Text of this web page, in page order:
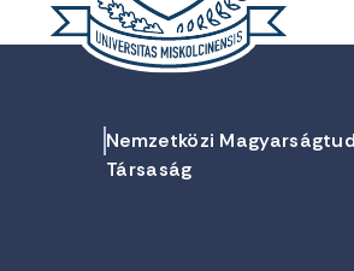
Nemzetközi
Társaság